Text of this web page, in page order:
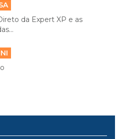
da Expert XP e as